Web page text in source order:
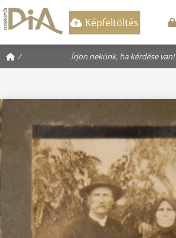
Képfeltöltés
/ Írjon nekünk, ha kérdése van!